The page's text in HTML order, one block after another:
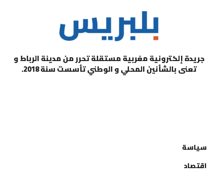
جريدة إلكترونية مغربية مستقلة تحرر من مدينة الرباط و
تعنى بالشأنين المحلي و الوطني تأسست سنة 2018.
سياسة
اقتصاد